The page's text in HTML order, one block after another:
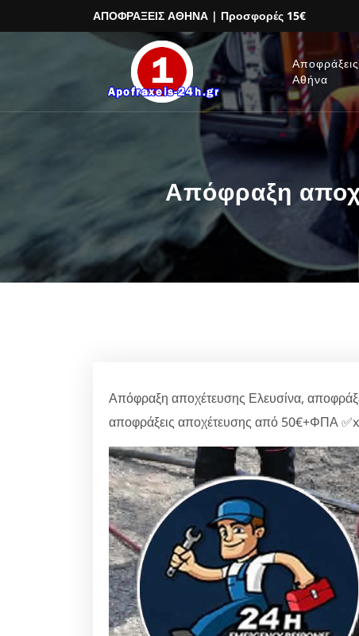
ΑΠΟΦΡΑΞΕΙΣ ΑΘΗΝΑ | Προσφορές 15€
Αποφράξεις
Αθήνα
Απόφραξη
Απόφραξη αποχέτευσης Ελευσίνα,
αποφράξεις αποχέτευσης από 50€+ΦΠΑ